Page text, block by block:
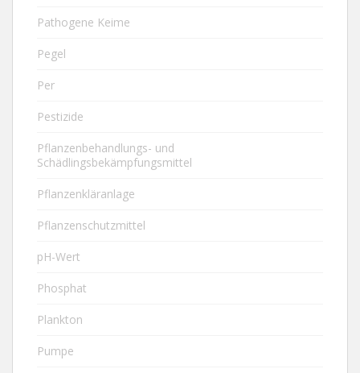
Pathogene Keime
Pegel
Per
Pestizide
Pflanzenbehandlungs- und
Schädlingsbekämpfungsmittel
Pflanzenkläranlage
Pflanzenschutzmittel
pH-Wert
Phosphat
Plankton
Pumpe